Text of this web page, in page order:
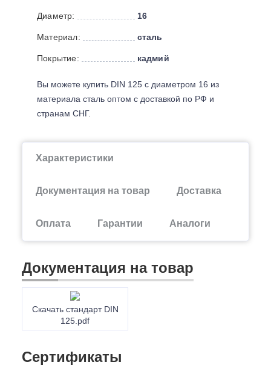
Диаметр: 16
Материал: сталь
Покрытие: кадмий
Вы можете купить DIN 125 с диаметром 16 из
материала сталь оптом с доставкой по РФ и
странам СНГ.
Характеристики
Документация на товар Доставка
Оплата Гарантии Аналоги
Документация на товар
Скачать стандарт DIN
125.pdf
Сертификаты